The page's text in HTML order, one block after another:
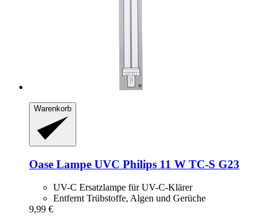
Warenkorb
Oase Lampe UVC Philips 11 W TC-​S G23
UV-C Ersatzlampe für UV-C-Klärer
Entfernt Trübstoffe, Algen und Gerüche
9,99 €